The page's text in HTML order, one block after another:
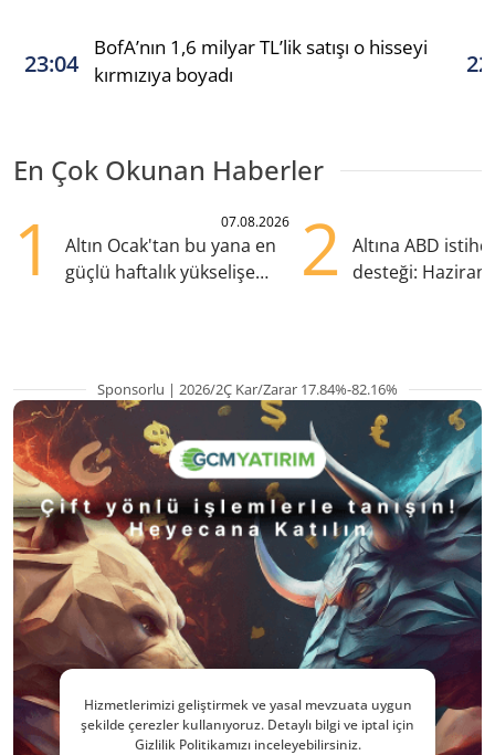
23:04
BofA’nın 1,6 milyar TL’lik satışı o hisseyi
kırmızıya boyadı
En Çok Okunan Haberler
1 07.08.2026
Altın Ocak'tan bu yana en
güçlü haftalık yükselişe
2
Altına ABD
desteği:
Sponsorlu | 2026/2Ç Kar/Zarar 17.84%-82.16%
Hizmetlerimizi geliştirmek ve yasal mevzuata uygun
şekilde çerezler kullanıyoruz. Detaylı bilgi ve iptal için
Gizlilik Politikamızı inceleyebilirsiniz.